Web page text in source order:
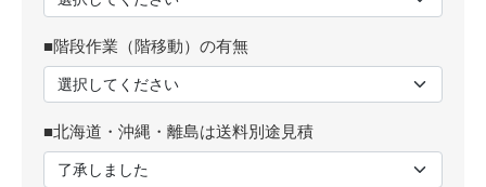
■階段作業（階移動）の有無
■北海道・沖縄・離島は送料別途見積